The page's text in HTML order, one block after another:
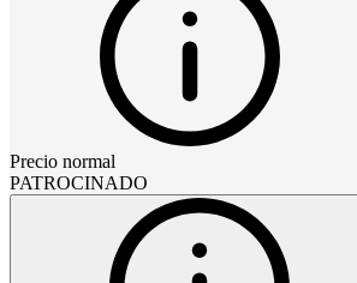
Precio normal
PATROCINADO